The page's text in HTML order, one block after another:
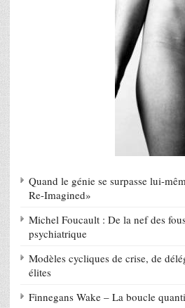
Quand le génie se surpasse lui-
Re-Imagined»
Michel Foucault : De la nef des
psychiatrique
Modèles cycliques de crise, de
élites
Finnegans Wake – La boucle